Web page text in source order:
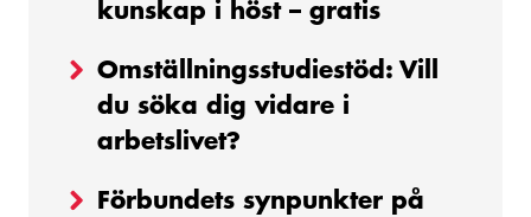
kunskap i höst – gratis
Omställningsstudiestöd: Vill
du söka dig vidare i
arbetslivet?
Förbundets synpunkter på